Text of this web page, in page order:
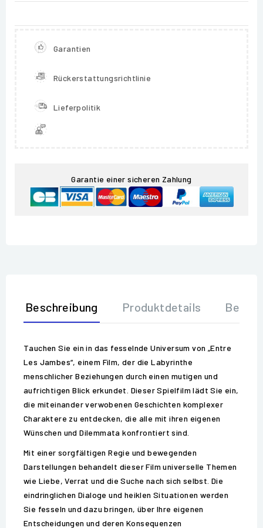
Garantien
Rückerstattungsrichtlinie
Lieferpolitik
Garantie einer sicheren Zahlung
Beschreibung Produktdetails
Tauchen Sie ein in das fesselnde Universum von „Entre
Les Jambes“, einem Film, der die Labyrinthe
menschlicher Beziehungen durch einen mutigen und
aufrichtigen Blick erkundet. Dieser Spielfilm lädt Sie ein,
die miteinander verwobenen Geschichten komplexer
Charaktere zu entdecken, die alle mit ihren eigenen
Wünschen und Dilemmata konfrontiert sind.
Mit einer sorgfältigen Regie und bewegenden
Darstellungen behandelt dieser Film universelle Themen
wie Liebe, Verrat und die Suche nach sich selbst. Die
eindringlichen Dialoge und heiklen Situationen werden
Sie fesseln und dazu bringen, über Ihre eigenen
Entscheidungen und deren Konsequenzen